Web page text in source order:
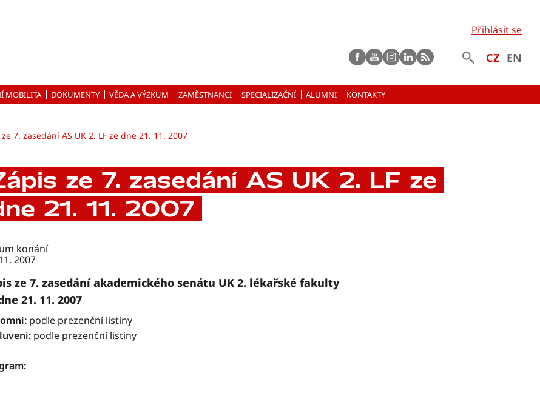
Přihlásit se
CZ EN
MOBILITA DOKUMENTY VĚDA A VÝZKUM ZAMĚSTNANCI SPECIALIZAČNÍ ALUMNI KONTAKTY
Facebook
Youtubeinstagram
LinkedIn
rss
7. zasedání AS UK 2. LF ze dne 21. 11. 2007
ze 7. zasedání AS UK 2. LF ze
21. 11. 2007
konání
2007
ze 7. zasedání akademického senátu UK 2. lékařské fakulty
21. 11. 2007
podle prezenční listiny
podle prezenční listiny